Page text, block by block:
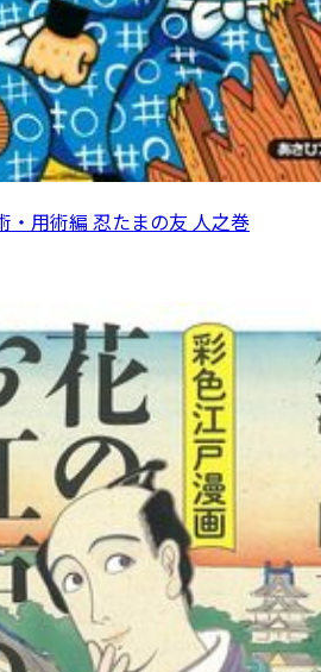
・用術編 忍たまの友 人之巻